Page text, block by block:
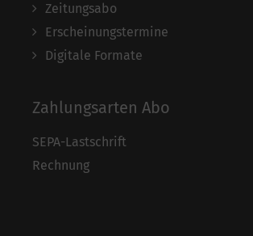
Zeitungsabo
Erscheinungstermine
Digitale Formate
Zahlungsarten Abo
SEPA-Lastschrift
Rechnung